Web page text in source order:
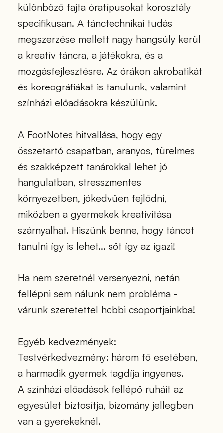
különböző fajta óratípusokat korosztály
specifikusan. A tánctechnikai tudás
megszerzése mellett nagy hangsúly kerül
a kreatív táncra, a játékokra, és a
mozgásfejlesztésre. Az órákon akrobatikát
és koreográfiákat is tanulunk, valamint
színházi előadásokra készülünk.
A FootNotes hitvallása, hogy egy
összetartó csapatban, aranyos, türelmes
és szakképzett tanárokkal lehet jó
hangulatban, stresszmentes
környezetben, jókedvűen fejlődni,
miközben a gyermekek kreativitása
szárnyalhat. Hiszünk benne, hogy táncot
tanulni így is lehet... sőt így az igazi!
Ha nem szeretnél versenyezni, netán
fellépni sem nálunk nem probléma -
várunk szeretettel hobbi csoportjainkba!
Egyéb kedvezmények:
Testvérkedvezmény: három fő esetében,
a harmadik gyermek tagdíja ingyenes.
A színházi előadások fellépő ruháit az
egyesület biztosítja, bizomány jellegben
van a gyerekeknél.